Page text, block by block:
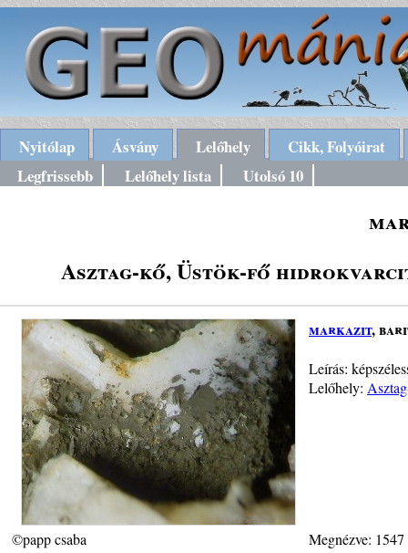
Nyitólap Ásvány Lelőhely
Cikk, Folyóirat
Legfrissebb
Lelőhely lista Utolsó 10
Asztag-kő, Üstök-fő
markazit,
Leírás:
Lelőhely:
©papp csaba Megnézve: